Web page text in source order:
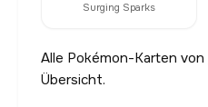
Surging Sparks
Alle Pokémon-Karten von
Übersicht.